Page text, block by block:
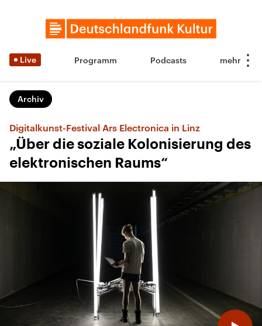
Live Programm Podcasts
Archiv
Digitalkunst-Festival Ars Electronica in Linz
„Über die soziale Kolonisierung des
elektronischen Raums“